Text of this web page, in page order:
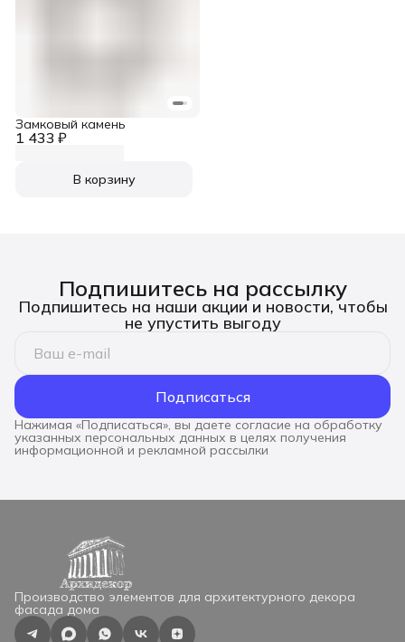
1 433 ₽
Замковый камень
В корзину
Подпишитесь на рассылку
Подпишитесь на наши акции и новости, чтобы
не упустить выгоду
Подписаться
Нажимая «Подписаться», вы даете согласие на обработку
указанных персональных данных в целях получения
информационной и рекламной рассылки
Производство элементов для архитектурного декора
фасада дома